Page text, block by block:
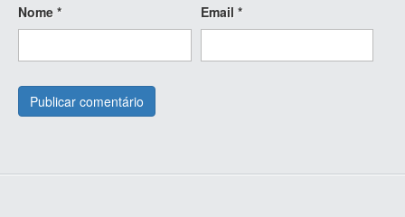
Nome * Email *